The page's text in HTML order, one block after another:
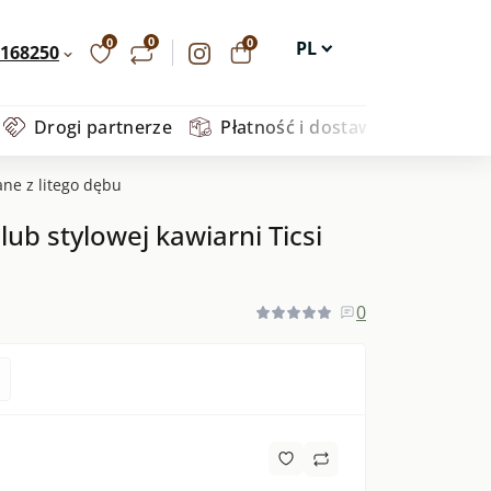
0 0 0
EN
PL
Drogi partnerze Płatność i dostawa
z litego dębu
stylowej kawiarni Ticsi
0